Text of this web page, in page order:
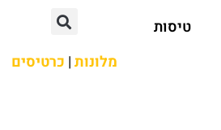
טיסות
מלונות| כרטיסים